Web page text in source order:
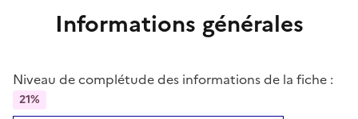
Informations générales
Niveau de complétude des informations de la fiche :
21%